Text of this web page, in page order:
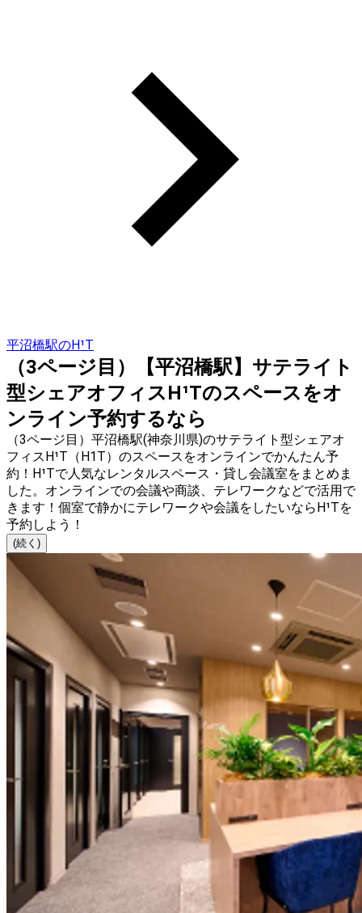
平沼橋駅のH¹T
（3ページ目）【平沼橋駅】サテライト
型シェアオフィスH¹Tのスペースをオ
ンライン予約するなら
（3ページ目）平沼橋駅(神奈川県)のサテライト型シェアオ
フィスH¹T（H1T）のスペースをオンラインでかんたん予
約！H¹Tで人気なレンタルスペース・貸し会議室をまとめま
した。オンラインでの会議や商談、テレワークなどで活用で
きます！個室で静かにテレワークや会議をしたいならH¹Tを
予約しよう！
(続く)